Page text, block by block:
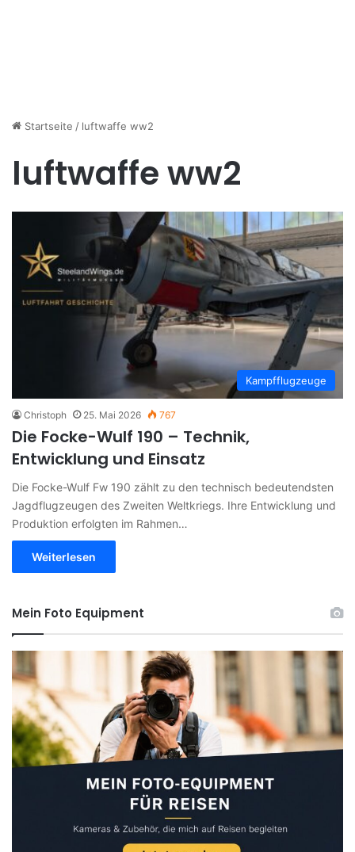
Startseite / luftwaffe ww2
luftwaffe ww2
Kampfflugzeuge
Christoph 25. Mai 2026 767
Die Focke-Wulf 190 – Technik,
Entwicklung und Einsatz
Die Focke-Wulf Fw 190 zählt zu den technisch bedeutendsten
Jagdflugzeugen des Zweiten Weltkriegs. Ihre Entwicklung und
Produktion erfolgten im Rahmen…
Weiterlesen
Mein Foto Equipment